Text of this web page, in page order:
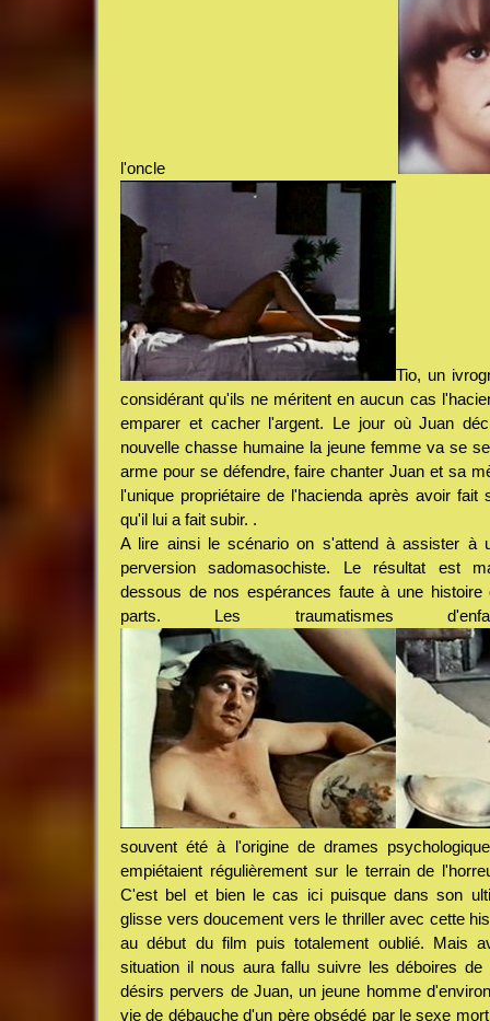
l'oncle
Tio, un
considérant qu'ils ne méritent en aucun cas
emparer et cacher l'argent. Le jour où Juan
nouvelle chasse humaine la jeune femme va se
arme pour se défendre, faire chanter Juan et sa
l'unique propriétaire de l'hacienda après avoir fait
qu'il lui a fait subir. .
A lire ainsi le scénario on s'attend à assister à
perversion sadomasochiste. Le résultat est
dessous de nos espérances faute à une
parts. Les traumatismes
souvent été à l'origine de drames
empiétaient régulièrement sur le terrain de
C'est bel et bien le cas ici puisque dans son
glisse vers doucement vers le thriller avec cette
au début du film puis totalement oublié. Mais
situation il nous aura fallu suivre les déboires
désirs pervers de Juan, un jeune homme
vie de débauche d'un père obsédé par le sexe